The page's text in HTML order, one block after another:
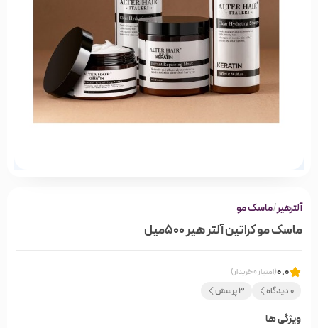
آلترهیر/ماسک مو
ماسک مو کراتین آلتر هیر 500‌میل
0.0(امتیاز 0 خریدار)
0 دیدگاه 3 پرسش
ویژگی ها